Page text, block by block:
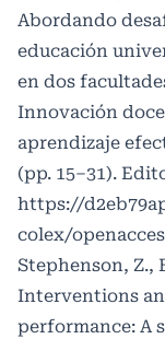
Abordando
educación
en dos
Innovación
aprendizaje
(pp. 15–31).
https://
colex/
Stephenson, Z.,
Interventions
performance: A